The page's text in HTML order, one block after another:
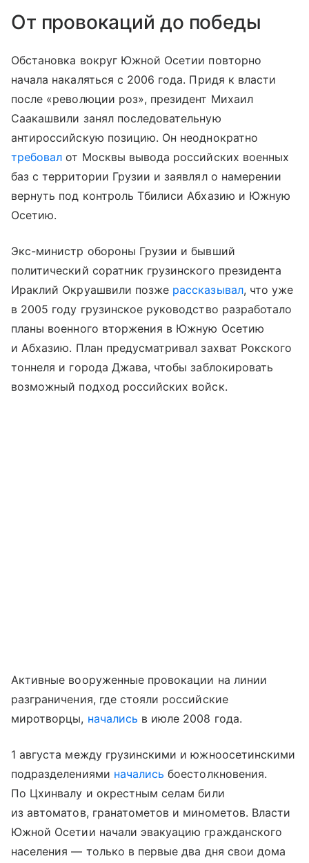
От провокаций до победы
Обстановка вокруг Южной Осетии повторно
начала накаляться с 2006 года. Придя к власти
после «революции роз», президент Михаил
Саакашвили занял последовательную
антироссийскую позицию. Он неоднократно
требовал от Москвы вывода российских военных
баз с территории Грузии и заявлял о намерении
вернуть под контроль Тбилиси Абхазию и Южную
Осетию.
Экс-министр обороны Грузии и бывший
политический соратник грузинского президента
Ираклий Окруашвили позже рассказывал, что уже
в 2005 году грузинское руководство разработало
планы военного вторжения в Южную Осетию
и Абхазию. План предусматривал захват Рокского
тоннеля и города Джава, чтобы заблокировать
возможный подход российских войск.
Активные вооруженные провокации на линии
разграничения, где стояли российские
миротворцы, начались в июле 2008 года.
1 августа между грузинскими и южноосетинскими
подразделениями начались боестолкновения.
По Цхинвалу и окрестным селам били
из автоматов, гранатометов и минометов. Власти
Южной Осетии начали эвакуацию гражданского
населения — только в первые два дня свои дома